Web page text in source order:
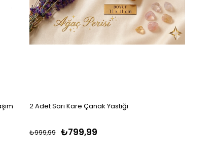
2 Adet Sarı Kare Çanak Yastığı
₺799,99
₺999,99